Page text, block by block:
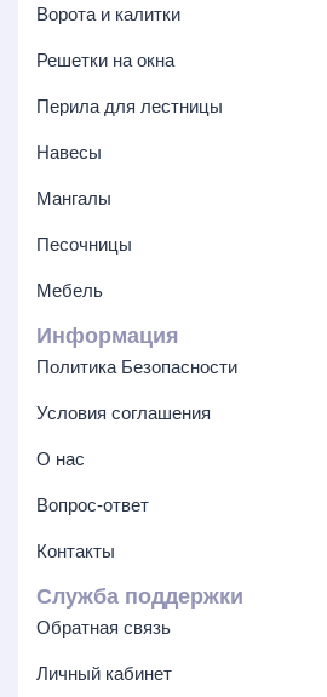
Ворота и калитки
Решетки на окна
Перила для лестницы
Навесы
Мангалы
Песочницы
Мебель
Информация
Политика Безопасности
Условия соглашения
О нас
Вопрос-ответ
Контакты
Служба поддержки
Обратная связь
Личный кабинет